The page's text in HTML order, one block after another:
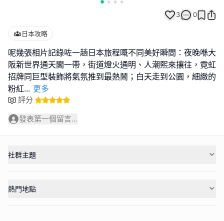
3 0
日本攻略
呢幾張相片記錄咗一趟日本旅程嘅不同美好瞬間：夜晚喺大
阪新世界通天閣一帶，街道燈火通明、人潮熙來攘往，霓虹
招牌同巨型裝飾將氣氛推到最熱鬧；白天走到公園，細緻的
粉紅... 更多
評分
發表第一個留言...
社群主題
熱門地點